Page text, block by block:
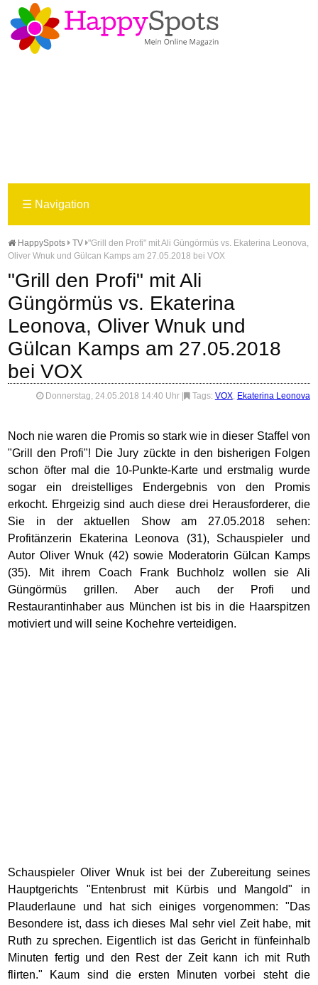
☰ Navigation
HappySpots TV "Grill den Profi" mit Ali Güngörmüs vs. Ekaterina Leonova,
Oliver Wnuk und Gülcan Kamps am 27.05.2018 bei VOX
"Grill den Profi" mit Ali
Güngörmüs vs. Ekaterina
Leonova, Oliver Wnuk und
Gülcan Kamps am 27.05.2018
bei VOX
Donnerstag, 24.05.2018 14:40 Uhr Tags: VOX, Ekaterina Leonova
Noch nie waren die Promis so stark wie in dieser Staffel von
"Grill den Profi"! Die Jury zückte in den bisherigen Folgen
schon öfter mal die 10-Punkte-Karte und erstmalig wurde
sogar ein dreistelliges Endergebnis von den Promis
erkocht. Ehrgeizig sind auch diese drei Herausforderer, die
Sie in der aktuellen Show am 27.05.2018 sehen:
Profitänzerin Ekaterina Leonova (31), Schauspieler und
Autor Oliver Wnuk (42) sowie Moderatorin Gülcan Kamps
(35). Mit ihrem Coach Frank Buchholz wollen sie Ali
Güngörmüs grillen. Aber auch der Profi und
Restaurantinhaber aus München ist bis in die Haarspitzen
motiviert und will seine Kochehre verteidigen.
Schauspieler Oliver Wnuk ist bei der Zubereitung seines
Hauptgerichts "Entenbrust mit Kürbis und Mangold" in
Plauderlaune und hat sich einiges vorgenommen: "Das
Besondere ist, dass ich dieses Mal sehr viel Zeit habe, mit
Ruth zu sprechen. Eigentlich ist das Gericht in fünfeinhalb
Minuten fertig und den Rest der Zeit kann ich mit Ruth
flirten." Kaum sind die ersten Minuten vorbei steht die